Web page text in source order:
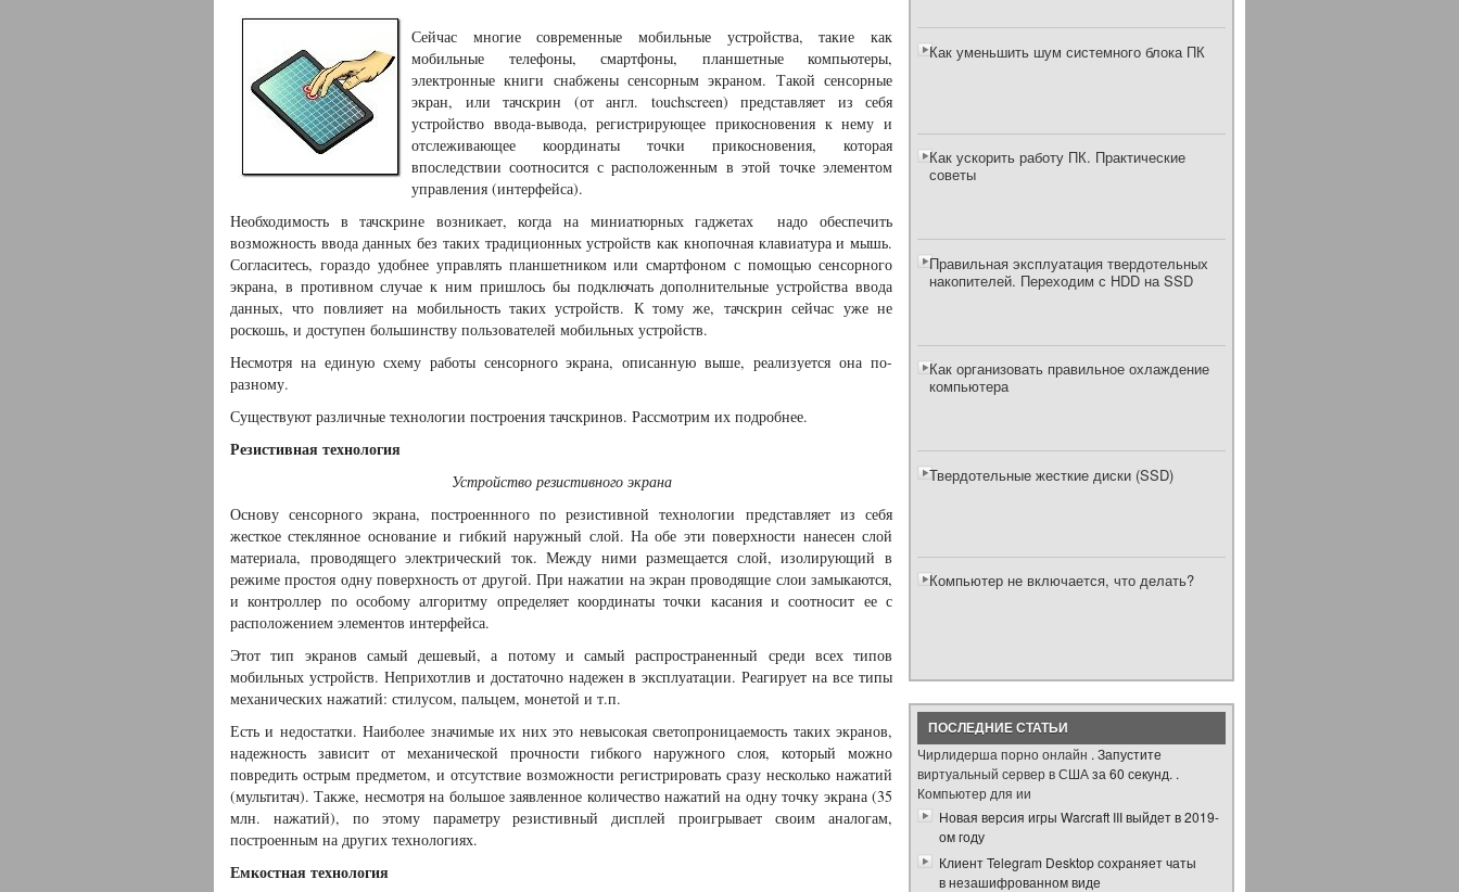
Сейчас многие современные мобильные устройства, такие как
мобильные телефоны, смартфоны, планшетные компьютеры,
электронные книги снабжены сенсорным экраном. Такой сенсорные
экран, или тачскрин (от англ. touchscreen) представляет из себя
устройство ввода-вывода, регистрирующее прикосновения к нему и
отслеживающее координаты точки прикосновения, которая
впоследствии соотносится с расположенным в этой точке элементом
управления (интерфейса).
Необходимость в тачскрине возникает, когда на миниатюрных гаджетах надо обеспечить
возможность ввода данных без таких традиционных устройств как кнопочная клавиатура и мышь.
Согласитесь, гораздо удобнее управлять планшетником или смартфоном с помощью сенсорного
экрана, в противном случае к ним пришлось бы подключать дополнительные устройства ввода
данных, что повлияет на мобильность таких устройств. К тому же, тачскрин сейчас уже не
роскошь, и доступен большинству пользователей мобильных устройств.
Несмотря на единую схему работы сенсорного экрана, описанную выше, реализуется она по-
разному.
Существуют различные технологии построения тачскринов. Рассмотрим их подробнее.
Резистивная технология
Устройство резистивного экрана
Основу сенсорного экрана, построеннного по резистивной технологии представляет из себя
жесткое стеклянное основание и гибкий наружный слой. На обе эти поверхности нанесен слой
материала, проводящего электрический ток. Между ними размещается слой, изолирующий в
режиме простоя одну поверхность от другой. При нажатии на экран проводящие слои замыкаются,
и контроллер по особому алгоритму определяет координаты точки касания и соотносит ее с
расположением элементов интерфейса.
Этот тип экранов самый дешевый, а потому и самый распространенный среди всех типов
мобильных устройств. Неприхотлив и достаточно надежен в эксплуатации. Реагирует на все типы
механических нажатий: стилусом, пальцем, монетой и т.п.
Есть и недостатки. Наиболее значимые их них это невысокая светопроницаемость таких экранов,
надежность зависит от механической прочности гибкого наружного слоя, который можно
повредить острым предметом, и отсутствие возможности регистрировать сразу несколько нажатий
(мультитач). Также, несмотря на большое заявленное количество нажатий на одну точку экрана (35
млн. нажатий), по этому параметру резистивный дисплей проигрывает своим аналогам,
построенным на других технологиях.
Емкостная технология
Как уменьшить шум системного блока ПК
Как ускорить работу ПК. Практические
советы
Правильная эксплуатация твердотельных
накопителей. Переходим с HDD на SSD
Как организовать правильное охлаждение
компьютера
Твердотельные жесткие диски (SSD)
Компьютер не включается, что делать?
ПОСЛЕДНИЕ СТАТЬИ
Чирлидерша порно онлайн . Запустите
виртуальный сервер в СШАза 60 секунд. .
Компьютер для ии
Новая версия игры Warcraft III выйдет в 2019-
ом году
Клиент Telegram Desktop сохраняет чаты
в незашифрованном виде